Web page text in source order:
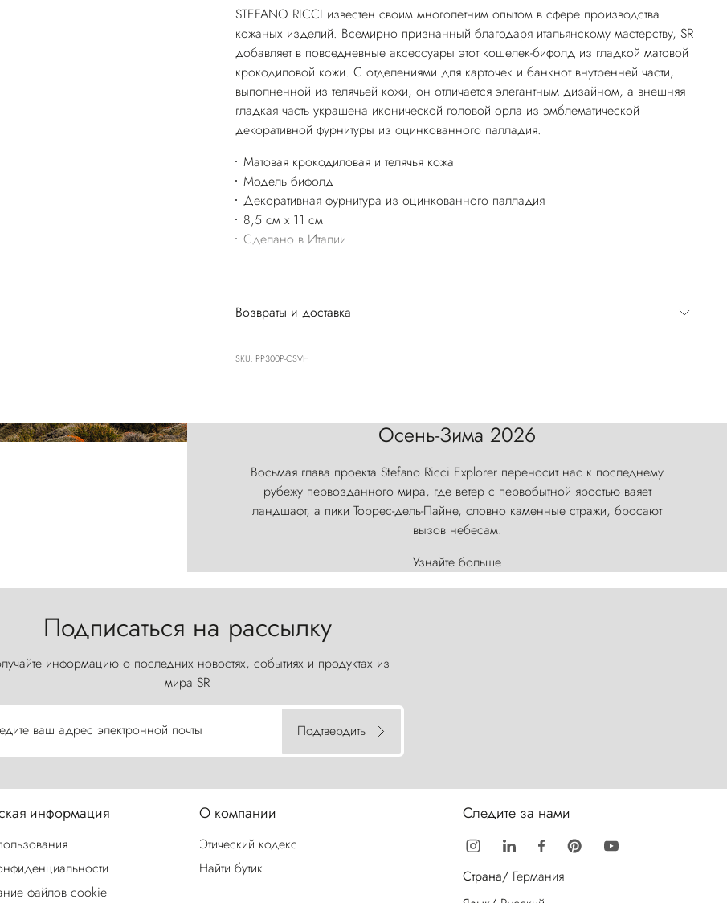
STEFANO RICCI известен своим многолетним опытом в сфере производства
кожаных изделий. Всемирно признанный благодаря итальянскому мастерству, SR
добавляет в повседневные аксессуары этот кошелек-бифолд из гладкой матовой
крокодиловой кожи. С отделениями для карточек и банкнот внутренней части,
выполненной из телячьей кожи, он отличается элегантным дизайном, а внешняя
гладкая часть украшена иконической головой орла из эмблематической
декоративной фурнитуры из оцинкованного палладия.
Матовая крокодиловая и телячья кожа
Модель бифолд
Декоративная фурнитура из оцинкованного палладия
8,5 см x 11 см
Сделано в Италии
Возвраты и доставка
SKU: PP300P-CSVH
Осень-Зима 2026
Восьмая глава проекта Stefano Ricci Explorer переносит нас к последнему
рубежу первозданного мира, где ветер с первобытной яростью ваяет
ландшафт, а пики Торрес-дель-Пайне, словно каменные стражи, бросают
вызов небесам.
Узнайте больше
Подписаться на рассылку
информацию о последних новостях, событиях и продуктах из
мира SR
ваш адрес электронной почты Подтвердить
информация
файлов cookie
О компании
Этический кодекс
Найти бутик
Следите за нами
Страна/ Германия